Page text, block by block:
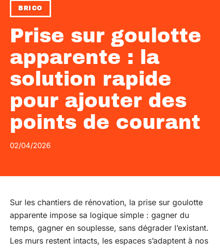
BRICO
Prise sur goulotte
apparente : la
solution rapide
pour ajouter des
points de courant
02/04/2026
Sur les chantiers de rénovation, la prise sur goulotte
apparente impose sa logique simple : gagner du
temps, gagner en souplesse, sans dégrader l’existant.
Les murs restent intacts, les espaces s’adaptent à nos